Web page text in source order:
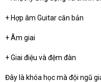
+ Hợp âm Guitar căn bản
+ Âm giai
+ Giai điệu và đệm đàn
Đây là khóa học mà đội ngũ